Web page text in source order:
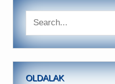
OLDALAK